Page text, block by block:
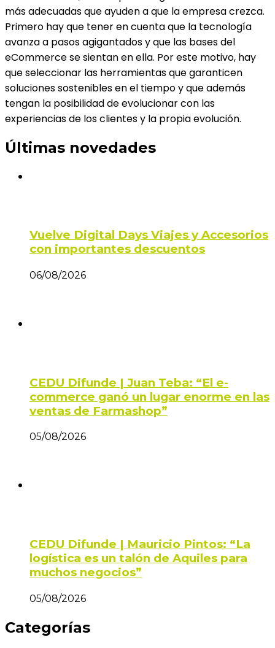
más adecuadas que ayuden a que la empresa crezca.
Primero hay que tener en cuenta que la tecnología
avanza a pasos agigantados y que las bases del
eCommerce se sientan en ella. Por este motivo, hay
que seleccionar las herramientas que garanticen
soluciones sostenibles en el tiempo y que además
tengan la posibilidad de evolucionar con las
experiencias de los clientes y la propia evolución.
Últimas novedades
Vuelve Digital Days Viajes y Accesorios
con importantes descuentos
06/08/2026
CEDU Difunde | Juan Teba: “El e-
commerce ganó un lugar enorme en las
ventas de Farmashop”
05/08/2026
CEDU Difunde | Mauricio Pintos: “La
logística es un talón de Aquiles para
muchos negocios”
05/08/2026
Categorías